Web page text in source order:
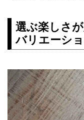
選ぶ楽しさ
バリエーシ